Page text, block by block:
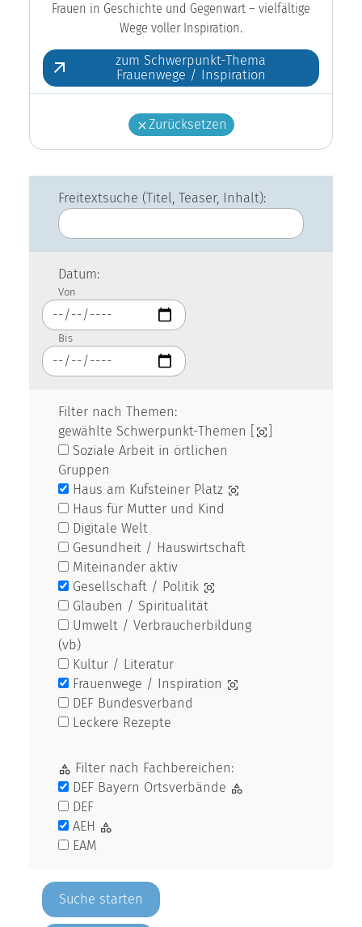
Frauen in Geschichte und Gegenwart – vielfältige
Wege voller Inspiration.
zum Schwerpunkt-Thema
Frauenwege / Inspiration
Zurücksetzen
Freitextsuche (Titel, Teaser, Inhalt):
Datum:
Von
Bis
Filter nach Themen:
gewählte Schwerpunkt-Themen [
Soziale Arbeit in örtlichen
Gruppen
Haus am Kufsteiner Platz
Haus für Mutter und Kind
Digitale Welt
Gesundheit / Hauswirtschaft
Miteinander aktiv
Gesellschaft / Politik
Glauben / Spiritualität
Umwelt / Verbraucherbildung
(vb)
Kultur / Literatur
Frauenwege / Inspiration
DEF Bundesverband
Leckere Rezepte
Filter nach Fachbereichen:
DEF Bayern Ortsverbände
DEF
AEH
EAM